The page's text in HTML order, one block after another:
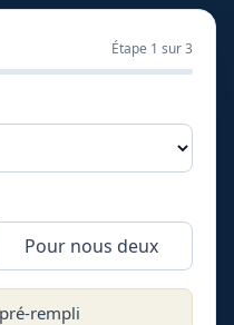
Étape 1 sur 3
Pour nous deux
rempli